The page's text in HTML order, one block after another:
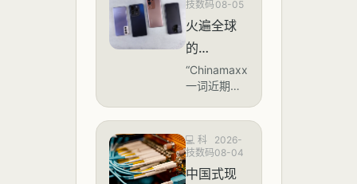
舰对话模型
的输入价格
涨幅超过
价格涨幅亦
接近150%。
新价格标准
预计于8月中
旬正式生
效，现有签
约客户将获
海力士，
是否意味
议价权彻
底反转？
些影响？
储
（CXMT）
在最新一轮
苹果采购谈
判中，明确
其内存产品
报价不得低
于三星电子
技数码 08-05
火遍全球
的
Chinamaxxing
是什么
“Chinamaxxing”
一词近期在
体上呈现病
毒式传播，
微博相关话
题阅读量已
突破72万。
💻 科
技数码
2026-
08-04
中国式现